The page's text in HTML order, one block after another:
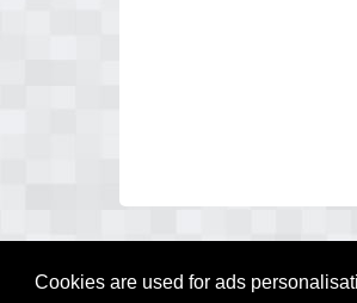
Cookies are used for ads
© 2026 pianoverhuizenoverzicht.nl - zoekt